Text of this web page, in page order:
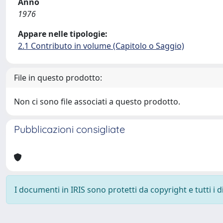
1976
Appare nelle tipologie:
2.1 Contributo in volume (Capitolo o Saggio)
File in questo prodotto:
Non ci sono file associati a questo prodotto.
Pubblicazioni consigliate
I documenti in IRIS sono protetti da copyright e tutti i